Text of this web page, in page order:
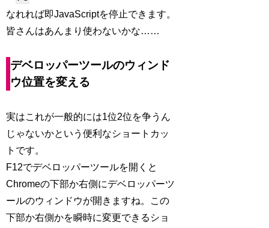
なれれば即JavaScriptを停止できます。
皆さんはあんまり使わないかな……
デベロッパーツールのウィンド
ウ位置を変える
実はこれが一般的には1位2位を争うん
じゃないかという便利なショートカッ
トです。
F12でデベロッパーツールを開くと
Chromeの下部か右側にデベロッパーツ
ールのウィンドウが開きますね。この
下部か右側かを瞬時に変更できるショ